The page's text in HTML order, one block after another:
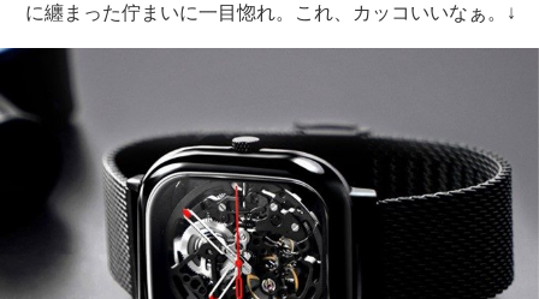
に纏まった佇まいに一目惚れ。これ、カッコいいなぁ。↓